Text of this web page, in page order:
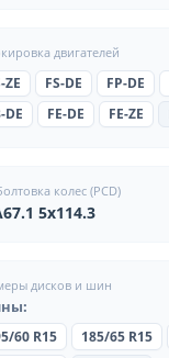
двигателей
ZE
FS-DE FP-DE
DE
FE-DE FE-ZE
колес (PCD)
5x114.3
дисков и шин
60 R15 185/65 R15